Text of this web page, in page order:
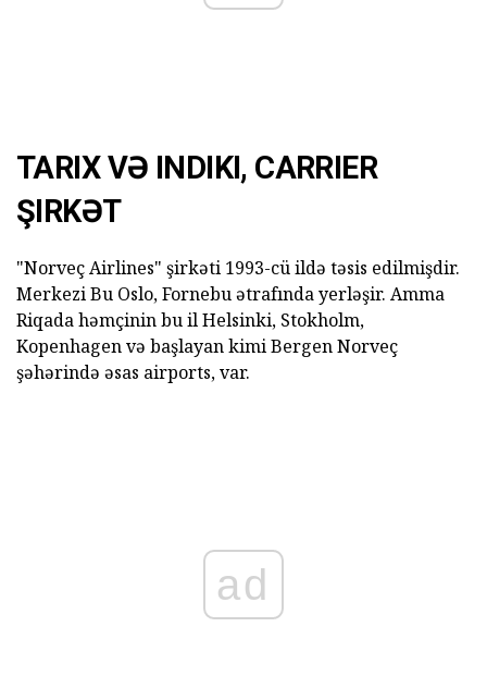
TARIX VƏ INDIKI, CARRIER
ŞIRKƏT
"Norveç Airlines" şirkəti 1993-cü ildə təsis edilmişdir.
Merkezi Bu Oslo, Fornebu ətrafında yerləşir. Amma
Riqada həmçinin bu il Helsinki, Stokholm,
Kopenhagen və başlayan kimi Bergen Norveç
şəhərində əsas airports, var.
ad